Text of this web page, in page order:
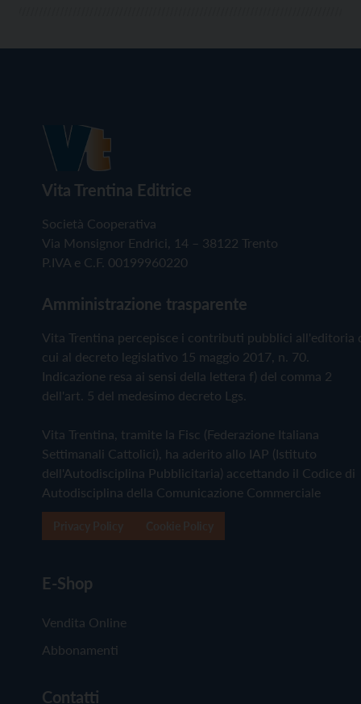
Vita Trentina Editrice
Società Cooperativa
Via Monsignor Endrici, 14 – 38122 Trento
P.IVA e C.F. 00199960220
Amministrazione trasparente
Vita Trentina percepisce i contributi pubblici all'editoria
cui al decreto legislativo 15 maggio 2017, n. 70.
Indicazione resa ai sensi della lettera f) del comma 2
dell'art. 5 del medesimo decreto Lgs.
Vita Trentina, tramite la Fisc (Federazione Italiana
Settimanali Cattolici), ha aderito allo IAP (Istituto
dell'Autodisciplina Pubblicitaria) accettando il Codice di
Autodisciplina della Comunicazione Commerciale
E-Shop
Vendita Online
Abbonamenti
Contatti